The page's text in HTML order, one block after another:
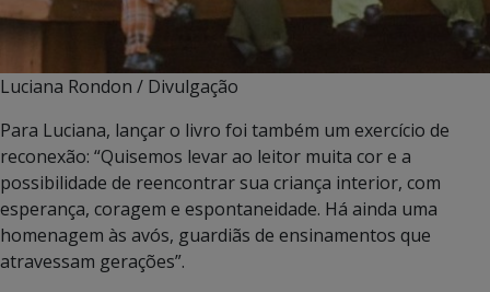
Luciana Rondon / Divulgação
Para Luciana, lançar o livro foi também um exercício de
reconexão: “Quisemos levar ao leitor muita cor e a
possibilidade de reencontrar sua criança interior, com
esperança, coragem e espontaneidade. Há ainda uma
homenagem às avós, guardiãs de ensinamentos que
atravessam gerações”.